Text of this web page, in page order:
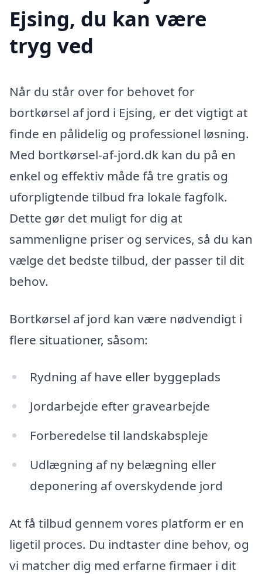
Ejsing, du kan være
tryg ved
Når du står over for behovet for
bortkørsel af jord i Ejsing, er det vigtigt at
finde en pålidelig og professionel løsning.
Med bortkørsel-af-jord.dk kan du på en
enkel og effektiv måde få tre gratis og
uforpligtende tilbud fra lokale fagfolk.
Dette gør det muligt for dig at
sammenligne priser og services, så du kan
vælge det bedste tilbud, der passer til dit
behov.
Bortkørsel af jord kan være nødvendigt i
flere situationer, såsom:
Rydning af have eller byggeplads
Jordarbejde efter gravearbejde
Forberedelse til landskabspleje
Udlægning af ny belægning eller
deponering af overskydende jord
At få tilbud gennem vores platform er en
ligetil proces. Du indtaster dine behov, og
vi matcher dig med erfarne firmaer i dit